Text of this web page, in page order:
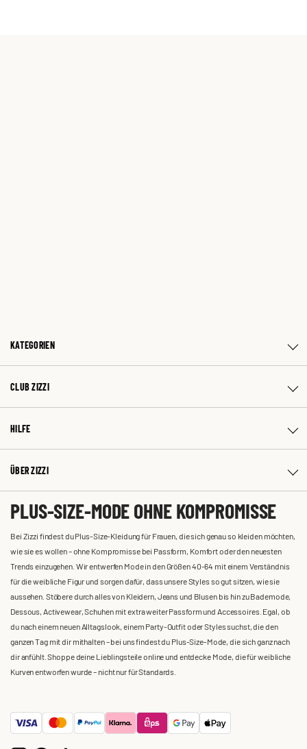
KATEGORIEN
CLUB ZIZZI
HILFE
ÜBER ZIZZI
PLUS-SIZE-MODE OHNE KOMPROMISSE
Bei Zizzi findest du Plus-Size-Kleidung für Frauen, die sich genau so kleiden möchten,
wie sie es wollen – ohne Kompromisse bei Passform, Komfort oder den neuesten
Trends einzugehen. Wir entwerfen Mode in den Größen 40-64 mit einem Verständnis
für die weibliche Figur und sorgen dafür, dass unsere Styles so gut sitzen, wie sie
aussehen. Stöbere durch alles von Kleidern, Jeans und Blusen bis hin zu Bademode,
Dessous, Activewear, Schuhen mit extra weiter Passform und Accessoires. Egal, ob
du nach einem neuen Alltagslook, einem Party-Outfit oder Styles suchst, die den
ganzen Tag mit dir mithalten – bei uns findest du Plus-Size-Mode, die sich ganz nach
dir anfühlt. Shoppe deine Lieblingsteile online und entdecke Mode, die für weibliche
Kurven entworfen wurde – nicht nur für Standards.